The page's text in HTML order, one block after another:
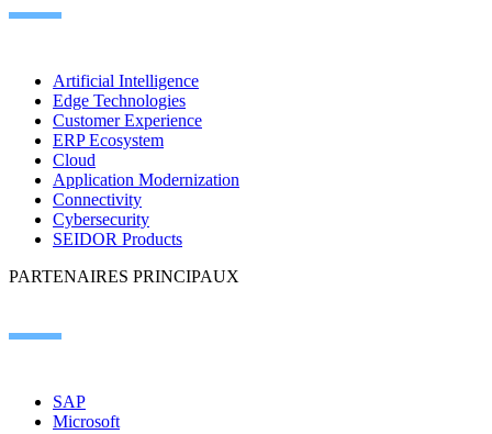
Artificial Intelligence
Edge Technologies
Customer Experience
ERP Ecosystem
Cloud
Application Modernization
Connectivity
Cybersecurity
SEIDOR Products
PARTENAIRES PRINCIPAUX
SAP
Microsoft